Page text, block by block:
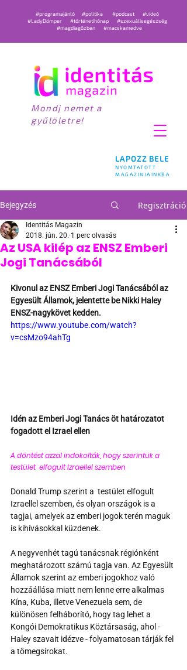
LAPOZZ BELE
NYOMTATOTT
MAGAZINJAINKBA
#programajánló #politika #podcast
#videó
#LadyDömper
#történetihónap
#szexuálisegészség
#magdiagőzben
#macskamedve
Mondj nemet a
gyűlöletre!
Bejegyzés Regisztráció
Az USA kilép az ENSZ Emberi
Jogi Tanácsából
Identitás Magazin
2018. jún. 20. 1 perc olvasás
Kivonul az ENSZ Emberi Jogi Tanácsából az
Egyesült Államok, jelentette be Nikki Haley
ENSZ-nagykövet kedden.
https://www.youtube.com/watch?
v=csMzo94ahTg
Idén az Emberi Jogi Tanács öt határozatot
fogadott el Izrael ellen
A döntést azzal indokolták, hogy szerintük a
testület  elfogult Izraellel szemben
Donald Trump szerint a  testület elfogult
Izraellel szemben, és olyan országok is a
tagjai, amelyek az emberi jogok terén maguk
is kihívásokkal küzdenek.
A negyvenhét tagú tanácsnak régiónként
meghatározott számú tagja van. Az Egyesült
Államok szerint az emberi jogokhoz való
hozzáállása miatt nem lenne erre alkalmas
Kína, Kuba, illetve Venezuela sem, de
különösen felháborító, hogy tag lehet a
Kongói Demokratikus Köztársaság, ahol -
Haley szavait idézve - folyamatosan tárják fel
a tömegsírokat.